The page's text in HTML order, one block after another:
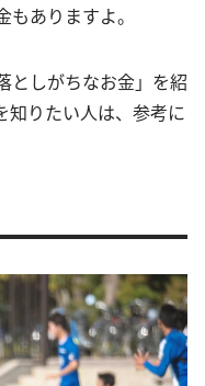
ありますよ。
としがちなお金」を紹
知りたい人は、参考に